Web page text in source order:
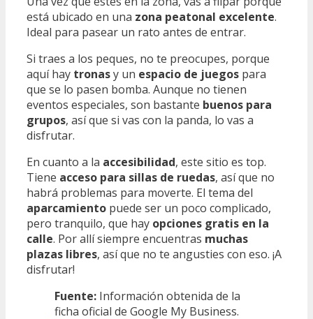
está ubicado en una zona peatonal excelente.
Ideal para pasear un rato antes de entrar.
Si traes a los peques, no te preocupes, porque
aquí hay tronasy un espacio de juegos para
que se lo pasen bomba. Aunque no tienen
eventos especiales, son bastante buenos para
grupos, así que si vas con la panda, lo vas a
disfrutar.
En cuanto a la accesibilidad, este sitio es top.
Tiene acceso para sillas de ruedas, así que no
habrá problemas para moverte. El tema del
aparcamiento puede ser un poco complicado,
pero tranquilo, que hay opciones gratis en la
calle. Por allí siempre encuentras muchas
plazas libres, así que no te angusties con eso. ¡A
disfrutar!
Fuente: Información obtenida de la
ficha oficial de Google My Business.